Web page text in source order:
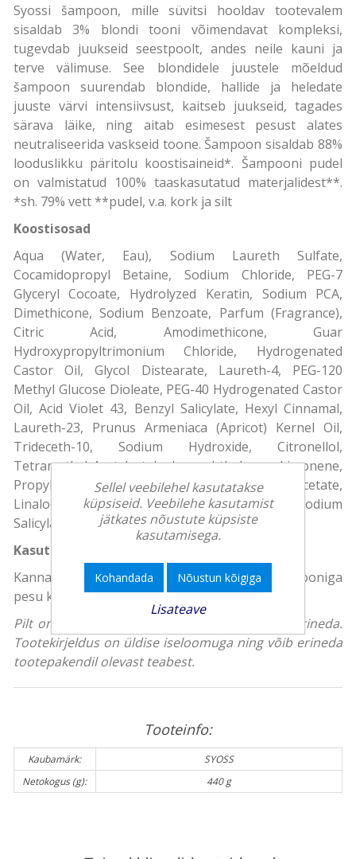
Syossi šampoon, mille süvitsi hooldav tootevalem
sisaldab 3% blondi tooni võimendavat kompleksi,
tugevdab juukseid seestpoolt, andes neile kauni ja
terve välimuse. See blondidele juustele mõeldud
šampoon suurendab blondide, hallide ja heledate
juuste värvi intensiivsust, kaitseb juukseid, tagades
särava läike, ning aitab esimesest pesust alates
neutraliseerida vaskseid toone. Šampoon sisaldab 88%
looduslikku päritolu koostisaineid*. Šampooni pudel
on valmistatud 100% taaskasutatud materjalidest**.
*sh. 79% vett **pudel, v.a. kork ja silt
Koostisosad
Aqua (Water, Eau), Sodium Laureth Sulfate,
Cocamidopropyl Betaine, Sodium Chloride, PEG-7
Glyceryl Cocoate, Hydrolyzed Keratin, Sodium PCA,
Dimethicone, Sodium Benzoate, Parfum (Fragrance),
Citric Acid, Amodimethicone, Guar
Hydroxypropyltrimonium Chloride, Hydrogenated
Castor Oil, Glycol Distearate, Laureth-4, PEG-120
Methyl Glucose Dioleate, PEG-40 Hydrogenated Castor
Oil, Acid Violet 43, Benzyl Salicylate, Hexyl Cinnamal,
Laureth-23, Prunus Armeniaca (Apricot) Kernel Oil,
Trideceth-10, Sodium Hydroxide, Citronellol,
Tetramethyl Acetyloctahydronaphthalenes, Limonene,
Propylene Glycol, Phenoxyethanol, Linalyl Acetate,
Linalool, Dimethyl Phenethyl Acetate, Sodium
Salicylate, Potassium Sorbate
Kasutusjuhend
Kanna niisketele juustele ja loputa. Pärast šampooniga
pesu kasuta palsamit.
Pilt on illustreeriv, toote tegelik välimus võib erineda.
Tootekirjeldus on üldise iseloomuga ning võib erineda
tootepakendil olevast teabest.
Tooteinfo:
Kaubamärk:
SYOSS
Netokogus (g):
440 g
Sellel veebilehel kasutatakse
küpsiseid. Veebilehe kasutamist
jätkates nõustute küpsiste
kasutamisega.
Kohandada Nõustun kõigiga
Lisateave